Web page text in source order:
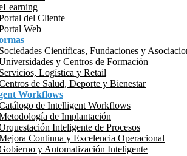
del Cliente
Web
Sociedades Científicas, Fundaciones y
y Centros de Formación
Servicios, Logística y Retail
de Salud, Deporte y Bienestar
Workflows
de Intelligent Workflows
de Implantación
Inteligente de Procesos
Continua y Excelencia Operacional
y Automatización Inteligente